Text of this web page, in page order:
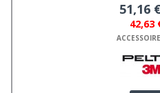
51,16
42,63